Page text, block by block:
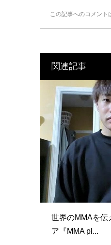
この記事へのコメント
関連記事
世界のMMAを伝
ア『MMA pl...